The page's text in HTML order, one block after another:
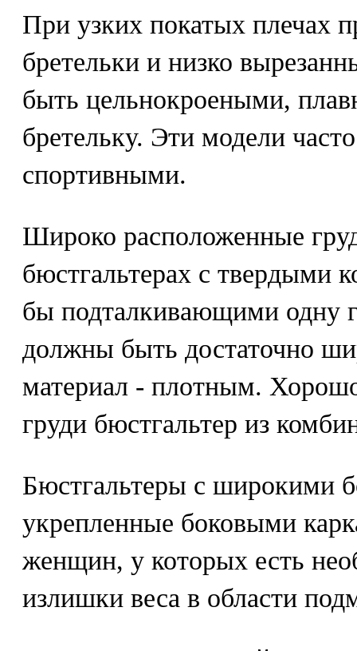
При узких покатых плечах
бретельки и низко
быть цельнокроеными,
бретельку. Эти модели
спортивными.
Широко расположенные
бюстгальтерах с твердыми
бы подталкивающими одну
должны быть достаточно
материал - плотным.
груди бюстгальтер из
Бюстгальтеры с широкими
укрепленные боковыми
женщин, у которых есть
излишки веса в области